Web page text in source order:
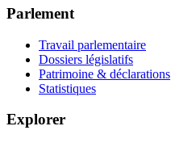
Parlement
Travail parlementaire
Dossiers législatifs
Patrimoine & déclarations
Statistiques
Explorer